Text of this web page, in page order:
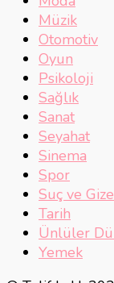
Müzik
Otomotiv
Oyun
Psikoloji
Sağlık
Sanat
Seyahat
Sinema
Spor
Suç ve
Tarih
Ünlüler
Yemek